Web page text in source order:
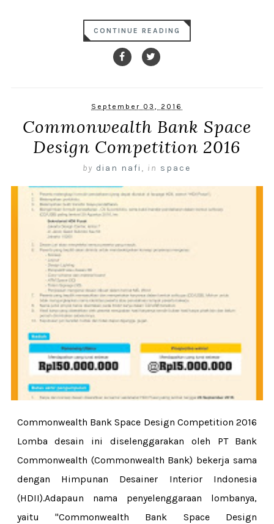
CONTINUE READING
September 03, 2016
Commonwealth Bank Space
Design Competition 2016
by dian nafi , in space
Commonwealth Bank Space Design Competition 2016
Lomba desain ini diselenggarakan oleh PT Bank
Commonwealth (Commonwealth Bank) bekerja sama
dengan Himpunan Desainer Interior Indonesia
(HDII).Adapaun nama penyelenggaraan lombanya,
yaitu "Commonwealth Bank Space Design